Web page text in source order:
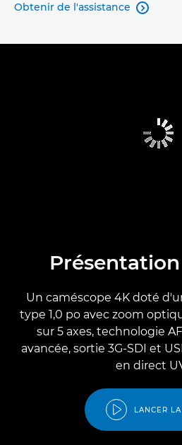
Obtenir de l'assistance 
Présentation
Un caméscope 4K doté
type 1,0 po avec zoom
sur 5 axes, technologie
avancée, sortie 3G-SDI et
en direct
LANCER